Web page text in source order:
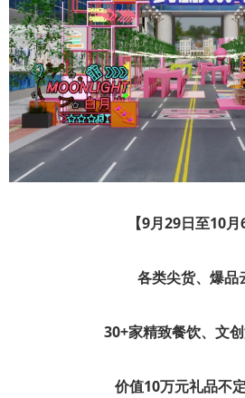
【9月29日至10月
各类尖货、爆品
30+家精致餐饮、文
价值10万元礼品不